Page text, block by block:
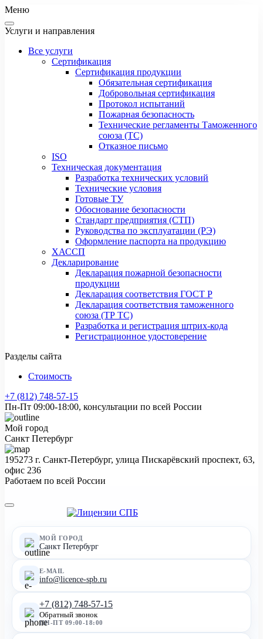
Меню
Услуги и направления
Все услуги
Сертификация
Сертификация продукции
Обязательная сертификация
Добровольная сертификация
Протокол испытаний
Пожарная безопасность
Технические регламенты Таможенного
союза (ТС)
Отказное письмо
ISO
Техническая документация
Разработка технических условий
Технические условия
Готовые ТУ
Обоснование безопасности
Стандарт предприятия (СТП)
Руководства по эксплуатации (РЭ)
Оформление паспорта на продукцию
ХАССП
Декларирование
Декларация пожарной безопасности
продукции
Декларация соответствия ГОСТ Р
Декларация соответствия таможенного
союза (ТР ТС)
Разработка и регистрация штрих-кода
Регистрационное удостоверение
Разделы сайта
Стоимость
+7 (812) 748-57-15
Пн-Пт 09:00-18:00, консультации по всей России
Мой город
Санкт Петербург
195273 г. Санкт-Петербург, улица Пискарёвский проспект, 63,
офис 236
Работаем по всей России
МОЙ ГОРОД
Санкт Петербург
E-MAIL
info@licence-spb.ru
+7 (812) 748-57-15
Обратный звонок
ПН-ПТ 09:00-18:00